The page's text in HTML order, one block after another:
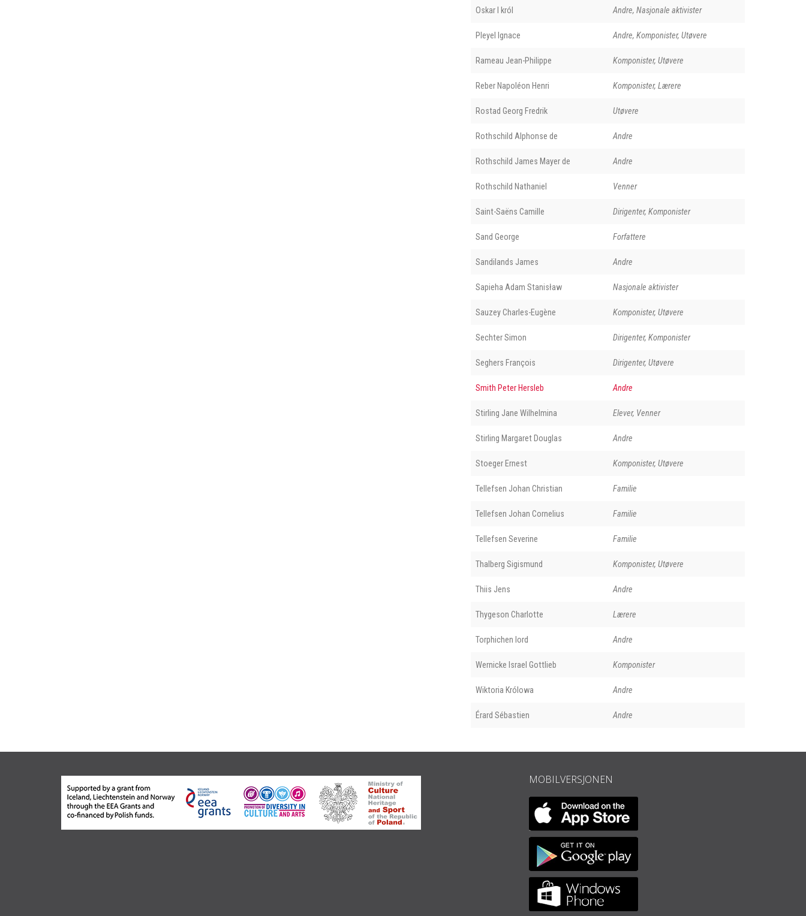
Oskar I król Andre, Nasjonale aktivister
Pleyel Ignace Andre, Komponister, Utøvere
Rameau Jean-Philippe Komponister, Utøvere
Reber Napoléon Henri Komponister, Lærere
Rostad Georg Fredrik Utøvere
Rothschild Alphonse de Andre
Rothschild James Mayer de Andre
Rothschild Nathaniel Venner
Saint-Saëns Camille Dirigenter, Komponister
Sand George Forfattere
Sandilands James Andre
Sapieha Adam Stanisław Nasjonale aktivister
Sauzey Charles-Eugène Komponister, Utøvere
Sechter Simon Dirigenter, Komponister
Seghers François Dirigenter, Utøvere
Smith Peter Hersleb Andre
Stirling Jane Wilhelmina Elever, Venner
Stirling Margaret Douglas Andre
Stoeger Ernest Komponister, Utøvere
Tellefsen Johan Christian Familie
Tellefsen Johan Cornelius Familie
Tellefsen Severine Familie
Thalberg Sigismund Komponister, Utøvere
Thiis Jens Andre
Thygeson Charlotte Lærere
Torphichen lord Andre
Wernicke Israel Gottlieb Komponister
Wiktoria Królowa Andre
Érard Sébastien Andre
MOBILVERSJONEN